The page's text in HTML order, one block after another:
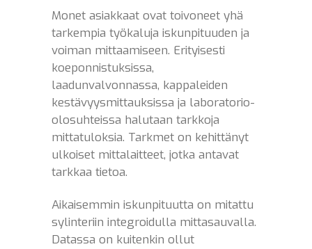
Monet asiakkaat ovat toivoneet yhä
tarkempia työkaluja iskunpituuden ja
voiman mittaamiseen. Erityisesti
koeponnistuksissa,
laadunvalvonnassa, kappaleiden
kestävyysmittauksissa ja laboratorio-
olosuhteissa halutaan tarkkoja
mittatuloksia. Tarkmet on kehittänyt
ulkoiset mittalaitteet, jotka antavat
tarkkaa tietoa.
Aikaisemmin iskunpituutta on mitattu
sylinteriin integroidulla mittasauvalla.
Datassa on kuitenkin ollut